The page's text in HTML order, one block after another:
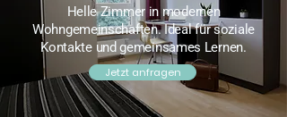
Helle Zimmer in modernen
Wohngemeinschaften. Ideal für soziale
Kontakte und gemeinsames Lernen.
Jetzt anfragen